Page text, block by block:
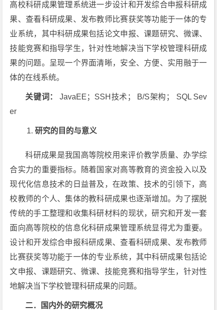
高校科研成果管理系统进一步设计和开发综合申报科研成
果、查看科研成果、发布教师比赛获奖等功能于一体的专
业系统，其中科研成果包括论文申报、课题研究、微课、
技能竞赛和指导学生，针对性地解决当下学校管理科研成
果的问题。呈现一个界面清晰，安全、方便、实用融于一
体的在线系统。
关键词：JavaEE；SSH技术； B/S架构； SQL Sev
er
研究的目的与意义
科研成果是我国高等院校用来评价教学质量、办学综
合实力的重要指标。随着国家对高等教育的资金投入以及
现代化信息技术的日益普及，在政策、技术的引领下，高
校教师的个人、集体的教科研成果也逐渐增加。为了摆脱
传统的手工整理和收集科研材料的现状，研究和开发一套
面向高等院校的信息化科研成果管理系统显得尤为重要。
设计和开发综合申报科研成果、查看科研成果、发布教师
比赛获奖等功能于一体的专业系统，其中科研成果包括论
文申报、课题研究、微课、技能竞赛和指导学生，针对性
地解决当下学校管理科研成果的问题。
二．国内外的研究概况